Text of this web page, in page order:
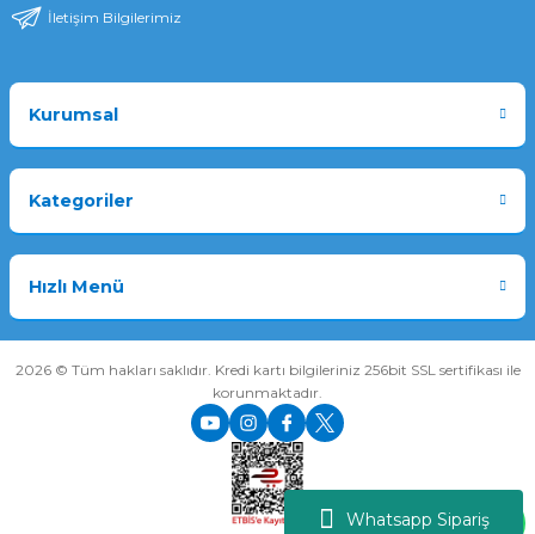
Whatsapp Sipariş
İletişim Bilgilerimiz
Kurumsal
Kategoriler
Hızlı Menü
2026 © Tüm hakları saklıdır. Kredi kartı bilgileriniz 256bit SSL sertifikası ile
korunmaktadır.